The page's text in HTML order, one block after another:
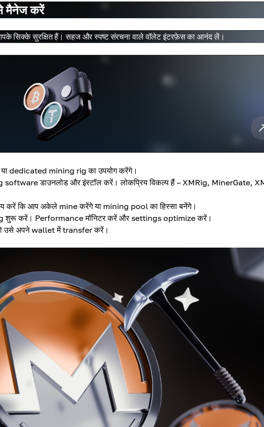
मैनेज करें
सिक्के सुरक्षित हैं। सहज और स्पष्ट संरचना वाले वॉलेट इंटरफ़ेस का आनंद लें।
dedicated mining rig का उपयोग करेंगे।
डाउनलोड और इंस्टॉल करें। लोकप्रिय विकल्प हैं – XMRig, MinerGate,
करें कि आप अकेले mine करेंगे या mining pool का हिस्सा बनेंगे।
शुरू करें। Performance मॉनिटर करें और settings optimize करें।
तो उसे अपने wallet में transfer करें।